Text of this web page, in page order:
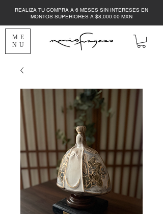
ME
NU
REALIZA TU COMPRA A 6 MESES SIN INTERESES EN
MONTOS SUPERIORES A $8,000.00 MXN